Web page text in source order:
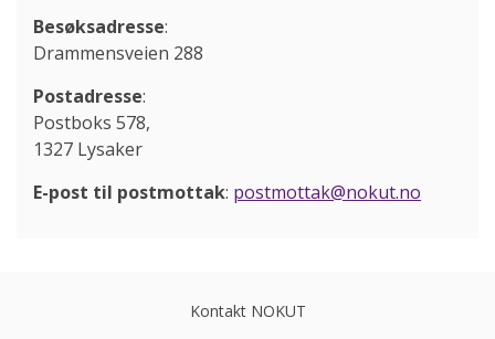
Besøksadresse:
Drammensveien 288
Postadresse:
Postboks 578,
1327 Lysaker
E-post til postmottak: postmottak@nokut.no
Kontakt NOKUT